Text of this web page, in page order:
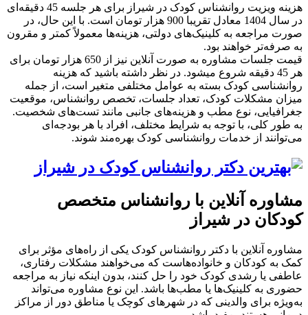
هزینه ویزیت روانشناس کودک در شیراز برای هر جلسه 45 دقیقه‌ای
در سال 1404 معادل تقریبا 900 هزار تومان است. با این حال، در
صورت مراجعه به کلینیک‌های دولتی، هزینه‌ها معمولاً کمتر و مقرون
به صرفه‌تر خواهند بود.
قیمت جلسات مشاوره به صورت آنلاین نیز از 650 هزار تومان برای
هر 45 دقیقه شروع میشود. در نظر داشته باشید که هزینه
روانشناسی کودک بسته به عوامل مختلفی متغیر است، از جمله
میزان مشکلات کودک، تعداد جلسات، تخصص روانشناس، موقعیت
جغرافیایی، نوع مطب و هزینه‌های جانبی مانند تست‌های شخصیت.
به طور کلی، با توجه به شرایط مختلف، افراد با هر بودجه‌ای
می‌توانند از خدمات روانشناسی کودک بهره‌مند شوند.
مشاوره آنلاین با روانشناس متخصص
کودکان در شیراز
مشاوره آنلاین با دکتر روانشناس کودک یکی از راه‌های مؤثر برای
کمک به کودکان و خانواده‌هاست که می‌خواهند مشکلات رفتاری،
عاطفی یا رشدی کودک خود را حل کنند، بدون اینکه نیاز به مراجعه
حضوری به کلینیک‌ها یا مطب‌ها باشد. این نوع مشاوره می‌تواند
به‌ویژه برای والدینی که در شهرهای کوچک یا مناطق دور از مراکز